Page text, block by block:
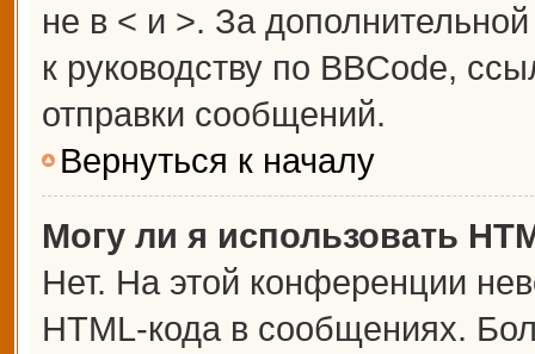
не в < и >. За
к руководству по BBCode,
отправки сообщений.
Вернуться к началу
Могу ли я использовать
Нет. На этой конференции
HTML-кода в сообщениях.